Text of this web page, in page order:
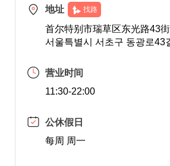
地址 找路
首尔特别市瑞草区东光路43
서울특별시 서초구 동광로43
营业时间
11:30-22:00
公休假日
每周 周一